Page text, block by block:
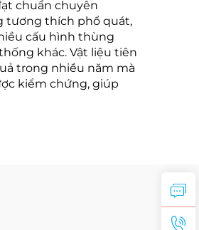
chuẩn chuyên
tương thích phổ quát,
cấu hình thùng
khác. Vật liệu tiên
trong nhiều năm mà
kiểm chứng, giúp